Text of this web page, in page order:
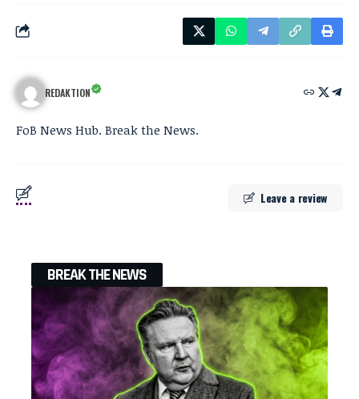
REDAKTION
FoB News Hub. Break the News.
Leave a review
BREAK THE NEWS